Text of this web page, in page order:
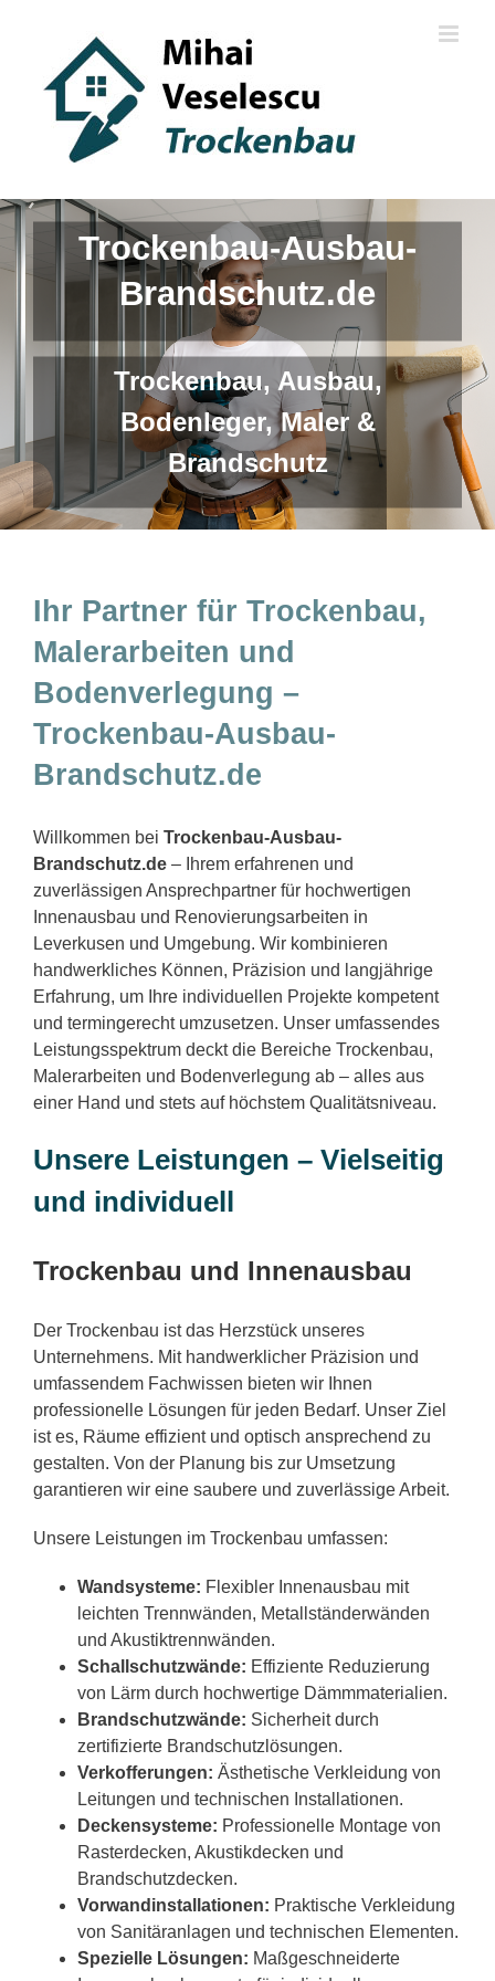
Trockenbau-Ausbau-
Brandschutz.de
Trockenbau, Ausbau,
Bodenleger, Maler &
Brandschutz
Ihr Partner für Trockenbau,
Malerarbeiten und
Bodenverlegung –
Trockenbau-Ausbau-
Brandschutz.de
Willkommen bei Trockenbau-Ausbau-
Brandschutz.de – Ihrem erfahrenen und
zuverlässigen Ansprechpartner für hochwertigen
Innenausbau und Renovierungsarbeiten in
Leverkusen und Umgebung. Wir kombinieren
handwerkliches Können, Präzision und langjährige
Erfahrung, um Ihre individuellen Projekte kompetent
und termingerecht umzusetzen. Unser umfassendes
Leistungsspektrum deckt die Bereiche Trockenbau,
Malerarbeiten und Bodenverlegung ab – alles aus
einer Hand und stets auf höchstem Qualitätsniveau.
Unsere Leistungen – Vielseitig
und individuell
Trockenbau und Innenausbau
Der Trockenbau ist das Herzstück unseres
Unternehmens. Mit handwerklicher Präzision und
umfassendem Fachwissen bieten wir Ihnen
professionelle Lösungen für jeden Bedarf. Unser Ziel
ist es, Räume effizient und optisch ansprechend zu
gestalten. Von der Planung bis zur Umsetzung
garantieren wir eine saubere und zuverlässige Arbeit.
Unsere Leistungen im Trockenbau umfassen:
Wandsysteme: Flexibler Innenausbau mit
leichten Trennwänden, Metallständerwänden
und Akustiktrennwänden.
Schallschutzwände: Effiziente Reduzierung
von Lärm durch hochwertige Dämmmaterialien.
Brandschutzwände: Sicherheit durch
zertifizierte Brandschutzlösungen.
Verkofferungen: Ästhetische Verkleidung von
Leitungen und technischen Installationen.
Deckensysteme: Professionelle Montage von
Rasterdecken, Akustikdecken und
Brandschutzdecken.
Vorwandinstallationen: Praktische Verkleidung
von Sanitäranlagen und technischen Elementen.
Spezielle Lösungen: Maßgeschneiderte